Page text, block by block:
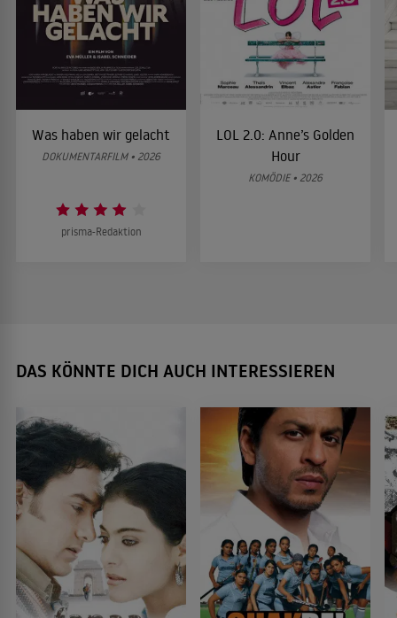
Was haben wir gelacht
DOKUMENTARFILM • 2026
prisma-Redaktion
LOL 2.0: Anne’s Golden
Hour
KOMÖDIE • 2026
DAS KÖNNTE DICH AUCH INTERESSIEREN